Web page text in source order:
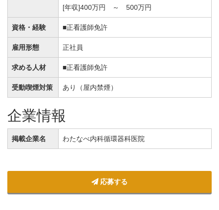
[年収]400万円 ～ 500万円
資格・経験 ■正看護師免許
雇用形態 正社員
求める人材 ■正看護師免許
受動喫煙対策 あり（屋内禁煙）
企業情報
掲載企業名 わたなべ内科循環器科医院
応募する